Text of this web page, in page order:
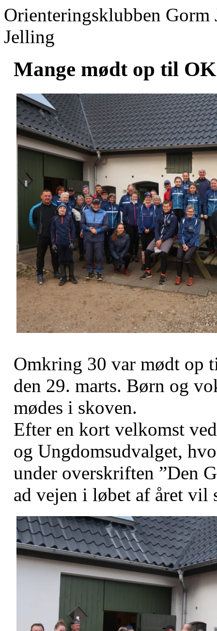
Orienteringsklubben
Jelling
Mange mødt op til
Omkring 30 var mødt op
den 29. marts. Børn og
mødes i skoven.
Efter en kort velkomst
og Ungdomsudvalget,
under overskriften ”Den
ad vejen i løbet af året vil